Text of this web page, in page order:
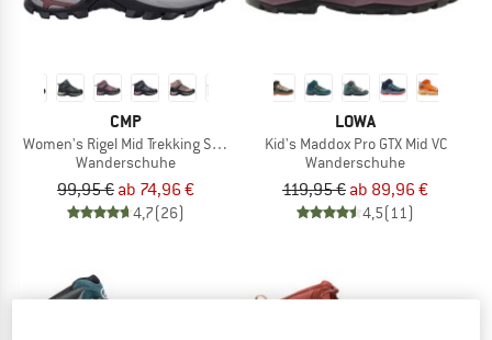
CMP
Women's Rigel Mid Trekking Shoes Waterproof
Wanderschuhe
99,95 € ab 74,96 €
4,7(26)
LOWA
Kid's Maddox Pro GTX Mid VC
Wanderschuhe
119,95 € ab 89,96 €
4,5(11)